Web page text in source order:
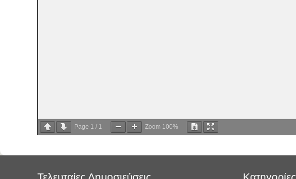
Page 1 / 1 Zoom 100%